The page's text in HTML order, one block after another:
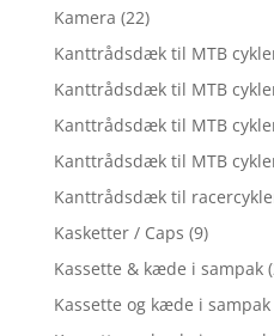
Kamera (22)
Kanttrådsdæk til MTB
Kanttrådsdæk til MTB
Kanttrådsdæk til MTB
Kanttrådsdæk til MTB
Kanttrådsdæk til
Kasketter / Caps (9)
Kassette & kæde i sampak
Kassette og kæde i sampak